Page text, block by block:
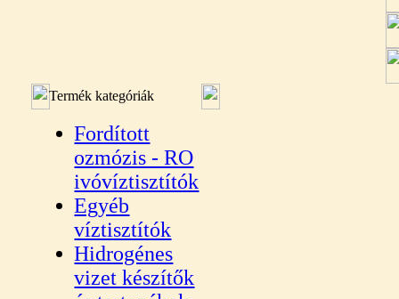
Termék kategóriák
Fordított
ozmózis - RO
ivóvíztisztítók
Egyéb
víztisztítók
Hidrogénes
vizet készítők